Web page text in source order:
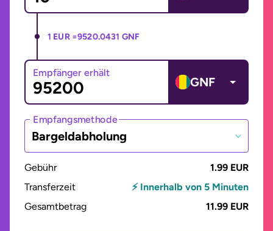
1 EUR =9520.0431 GNF
Empfänger erhält
GNF
Empfangsmethode
Bargeldabholung
Gebühr
1.99 EUR
Transferzeit
⚡ Innerhalb von 5 Minuten
Gesamtbetrag
11.99 EUR